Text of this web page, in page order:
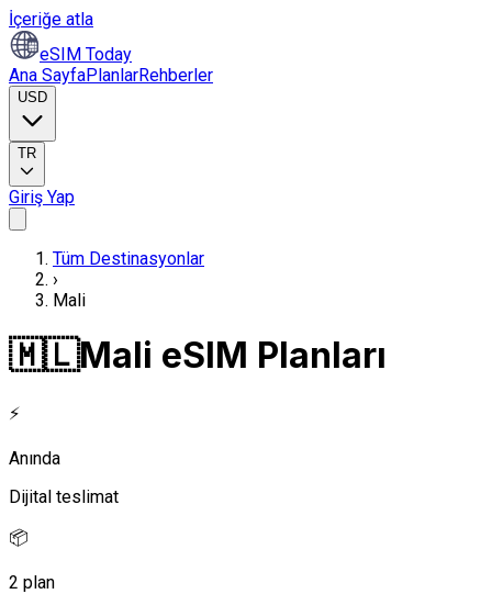
İçeriğe atla
eSIM Today
Ana SayfaPlanlarRehberler
USD
TR
Giriş Yap
Tüm Destinasyonlar
›
Mali
🇲🇱Mali eSIM Planları
⚡
Anında
Dijital teslimat
📦
2 plan